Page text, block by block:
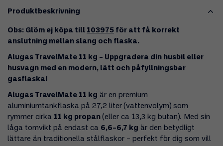
Produktbeskrivning
Obs: Glöm ej köpa till 103975 för att få korrekt
anslutning mellan slang och flaska.
Alugas TravelMate 11 kg – Uppgradera din husbil eller
husvagn med en modern, lätt och påfyllningsbar
gasflaska!
Alugas TravelMate 11 kg är en premium
aluminiumtankflaska på 27,2 liter (vattenvolym) som
rymmer cirka 11 kg propan (eller ca 13,3 kg butan). Med sin
låga tomvikt på endast ca 6,6–6,7 kg är den betydligt
lättare än traditionella stålflaskor – perfekt för dig som vill